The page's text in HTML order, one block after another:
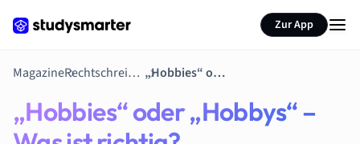
Zur App
Magazine Rechtschreibtipps „Hobbies“ oder „Hobbys“ – Was ist richtig?
„Hobbies“ oder „Hobbys“ –